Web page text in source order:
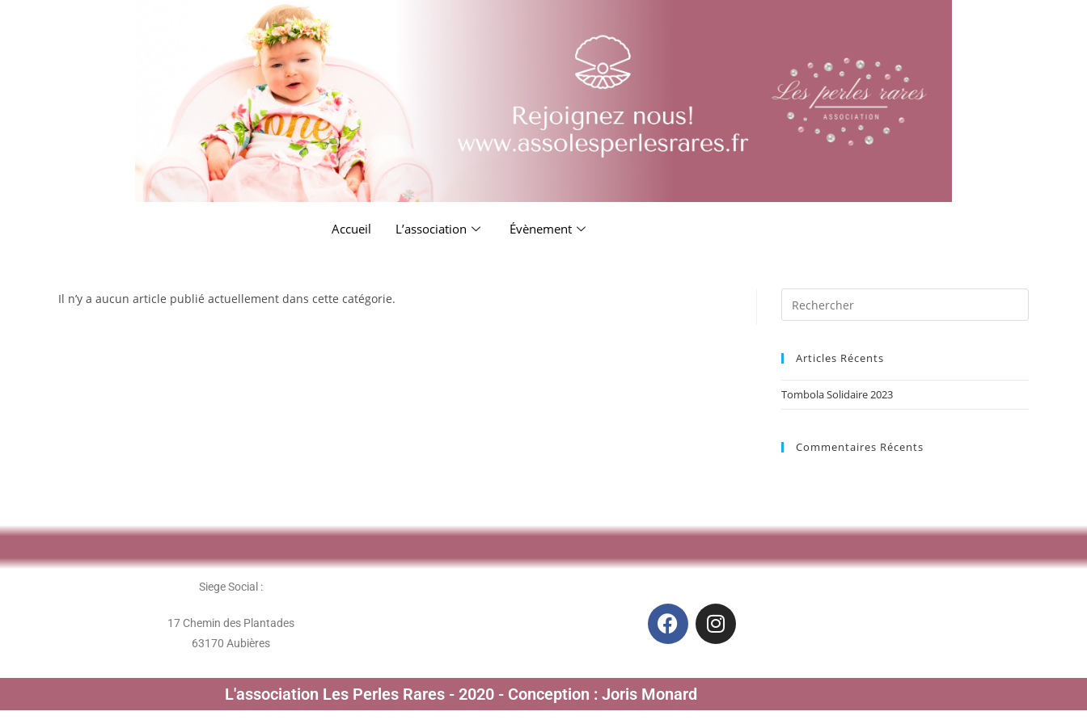
Accueil L’association Évènement
Il n’y a aucun article publié actuellement dans cette catégorie.
Articles Récents
Tombola Solidaire 2023
Commentaires Récents
Siege Social :
17 Chemin des Plantades
63170 Aubières
L'association Les Perles Rares - 2020 - Conception : Joris Monard